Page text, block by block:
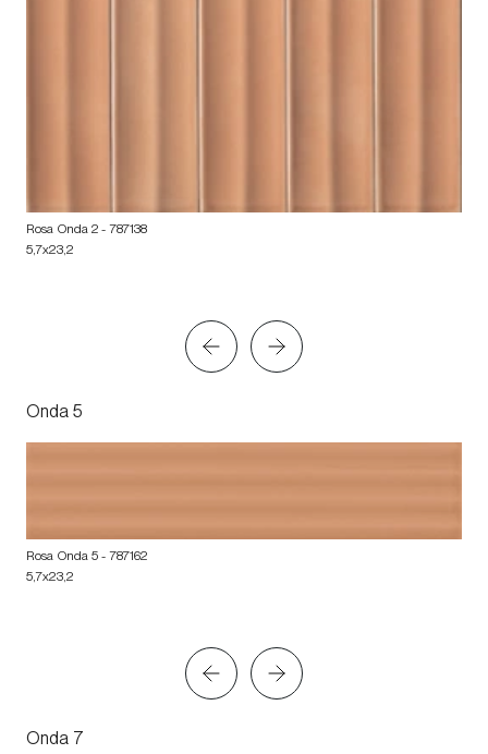
Rosa Onda 2 - 787138
5,7x23,2
Onda 5
Rosa Onda 5 - 787162
5,7x23,2
Onda 7